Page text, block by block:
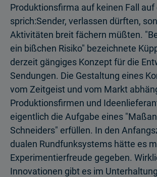
Produktionsfirma auf keinen Fall auf
sprich:Sender, verlassen dürften,
Aktivitäten breit fächern müßten.
ein bißchen Risiko" bezeichnete
derzeit gängiges Konzept für die
Sendungen. Die Gestaltung eines
vom Zeitgeist und vom Markt
Produktionsfirmen und
eigentlich die Aufgabe eines
Schneiders" erfüllen. In den
dualen Rundfunksystems hätte es
Experimentierfreude gegeben.
Innovationen gibt es im